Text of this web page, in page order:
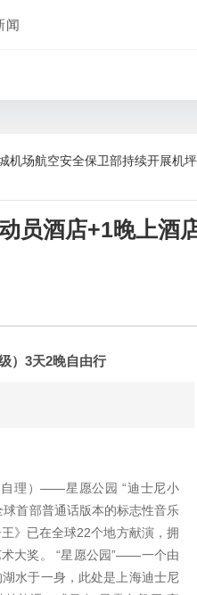
闻
全保卫部持续开展机坪FOD清理
员酒店+1晚上酒
）3天2晚自由行
理）——星愿公园 “迪士尼小
首部普通话版本的标志性音乐
》已在全球22个地方献演，拥
大奖。 “星愿公园”——一个由
水于一身，此处是上海迪士尼